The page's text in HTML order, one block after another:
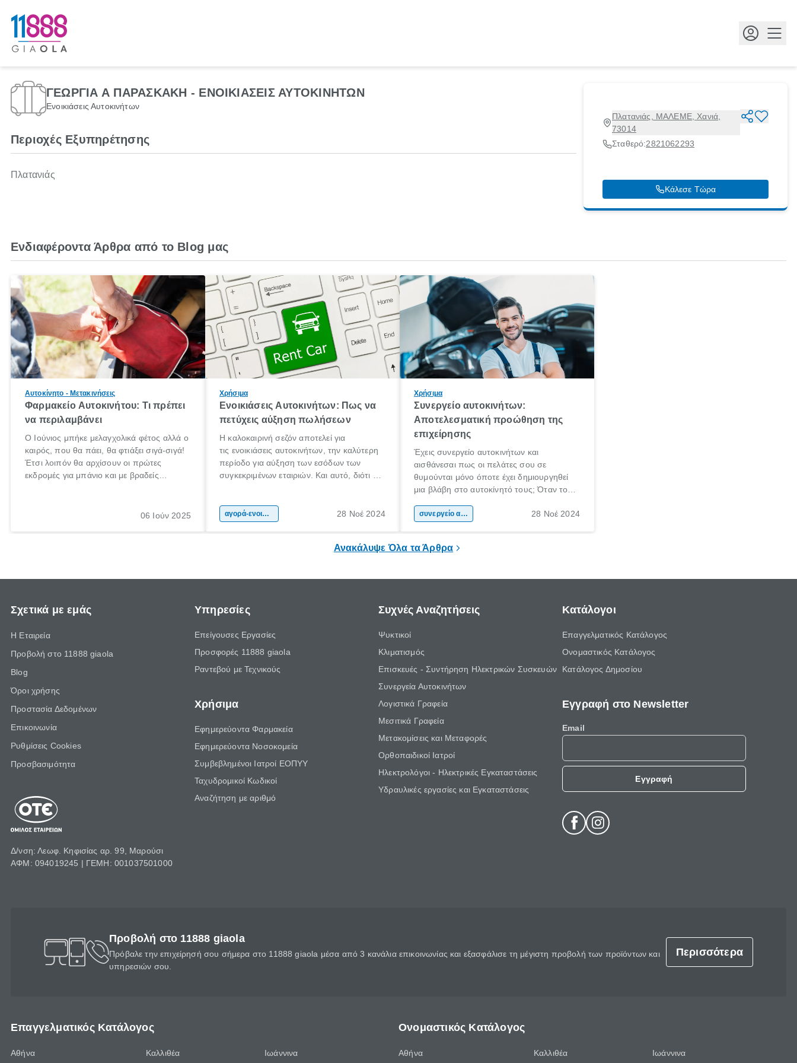
ΓΕΩΡΓΙΑ Α ΠΑΡΑΣΚΑΚΗ - ΕΝΟΙΚΙΑΣΕΙΣ ΑΥΤΟΚΙΝΗΤΩΝ
Ενοικιάσεις Αυτοκινήτων
Πλατανιάς, ΜΑΛΕΜΕ, Χανιά,
73014
Σταθερό:2821062293
Κάλεσε Τώρα
Περιοχές Εξυπηρέτησης
Πλατανιάς
Ενδιαφέροντα Άρθρα από το Blog μας
Αυτοκίνητο - Μετακινήσεις
Φαρμακείο Αυτοκινήτου: Τι πρέπει
να περιλαμβάνει
Ο Ιούνιος μπήκε μελαγχολικά φέτος αλλά ο
καιρός, που θα πάει, θα φτιάξει σιγά-σιγά!
Έτσι λοιπόν θα αρχίσουν οι πρώτες
εκδρομές για μπάνιο και με βραδείς
06 Ιούν 2025
Χρήσιμα
Ενοικιάσεις Αυτοκινήτων: Πως να
πετύχεις αύξηση πωλήσεων
Η καλοκαιρινή σεζόν αποτελεί για
τις ενοικιάσεις αυτοκινήτων, την καλύτερη
περίοδο για αύξηση των εσόδων των
συγκεκριμένων εταιριών. Και αυτό, διότι οι
πολιτών, που κάνουν τους ίδιους να
επιλέξουν την ενοικίαση αυτοκινήτου ή
αγορά-ενοικίαση αυτοκινήτου 28 Νοέ 2024
Χρήσιμα
Συνεργείο αυτοκινήτων:
Αποτελεσματική προώθηση της
επιχείρησης
Έχεις συνεργείο αυτοκινήτων και
αισθάνεσαι πως οι πελάτες σου σε
θυμούνται μόνο όποτε έχει δημιουργηθεί
μια βλάβη στο αυτοκίνητό τους; Όταν τους
αντιλαμβάνονται πως πρέπει να σε
συνεργείο αυτοκινήτου 28 Νοέ 2024
Ανακάλυψε Όλα τα Άρθρα
Σχετικά με εμάς
Η Εταιρεία
Προβολή στο 11888 giaola
Blog
Όροι χρήσης
Προστασία Δεδομένων
Επικοινωνία
Ρυθμίσεις Cookies
Προσβασιμότητα
Δ/νση: Λεωφ. Κηφισίας αρ. 99, Μαρούσι
ΑΦΜ: 094019245 | ΓΕΜΗ: 001037501000
Υπηρεσίες
Επείγουσες Εργασίες
Προσφορές 11888 giaola
Ραντεβού με Τεχνικούς
Χρήσιμα
Εφημερεύοντα Φαρμακεία
Εφημερεύοντα Νοσοκομεία
Συμβεβλημένοι Ιατροί ΕΟΠΥΥ
Ταχυδρομικοί Κωδικοί
Αναζήτηση με αριθμό
Συχνές Αναζητήσεις
Ψυκτικοί
Κλιματισμός
Επισκευές - Συντήρηση Ηλεκτρικών Συσκευών
Συνεργεία Αυτοκινήτων
Λογιστικά Γραφεία
Μεσιτικά Γραφεία
Μετακομίσεις και Μεταφορές
Ορθοπαιδικοί Ιατροί
Ηλεκτρολόγοι - Ηλεκτρικές Εγκαταστάσεις
Υδραυλικές εργασίες και Εγκαταστάσεις
Κατάλογοι
Επαγγελματικός Κατάλογος
Ονομαστικός Κατάλογος
Κατάλογος Δημοσίου
Εγγραφή στο Newsletter
Email
Εγγραφή
Προβολή στο 11888 giaola
Πρόβαλε την επιχείρησή σου σήμερα στο 11888 giaola μέσα από 3 κανάλια επικοινωνίας και εξασφάλισε τη μέγιστη προβολή των προϊόντων και
υπηρεσιών σου.
Περισσότερα
Επαγγελματικός Κατάλογος
Αθήνα Καλλιθέα Ιωάννινα
Ονομαστικός Κατάλογος
Αθήνα Καλλιθέα Ιωάννινα